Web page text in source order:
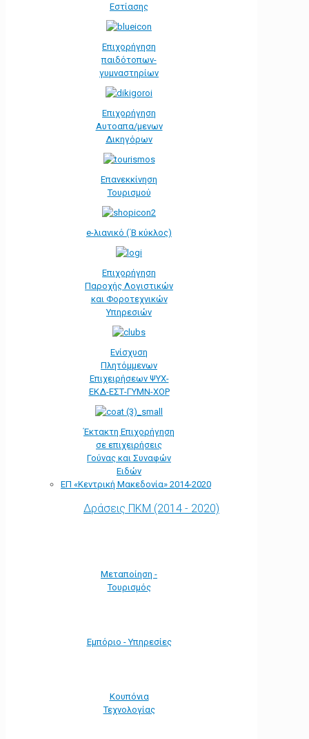
Εστίασης
Επιχορήγηση
παιδότοπων-
γυμναστηρίων
Επιχορήγηση
Αυτοαπα/μενων
Δικηγόρων
Επανεκκίνηση
Τουρισμού
e-λιανικό (΄Β κύκλος)
Επιχορήγηση
Παροχής Λογιστικών
και Φοροτεχνικών
Υπηρεσιών
Ενίσχυση
Πλητόμμενων
Επιχειρήσεων ΨΥΧ-
ΕΚΔ-ΕΣΤ-ΓΥΜΝ-ΧΟΡ
Έκτακτη Επιχορήγηση
σε επιχειρήσεις
Γούνας και Συναφών
Ειδών
ΕΠ «Kεντρική Μακεδονία» 2014-2020
Δράσεις ΠΚΜ (2014 - 2020)
Μεταποίηση -
Τουρισμός
Εμπόριο - Υπηρεσίες
Κουπόνια
Τεχνολογίας